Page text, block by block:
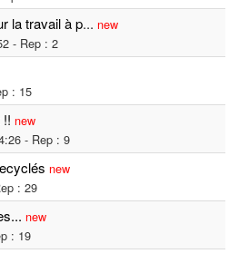
la travail à p... new
- Rep : 2
: 15
new
- Rep : 9
new
: 29
new
: 19